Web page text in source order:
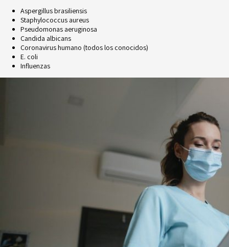
Aspergillus brasiliensis
Staphylococcus aureus
Pseudomonas aeruginosa
Candida albicans
Coronavirus humano (todos los conocidos)
E. coli
Influenzas